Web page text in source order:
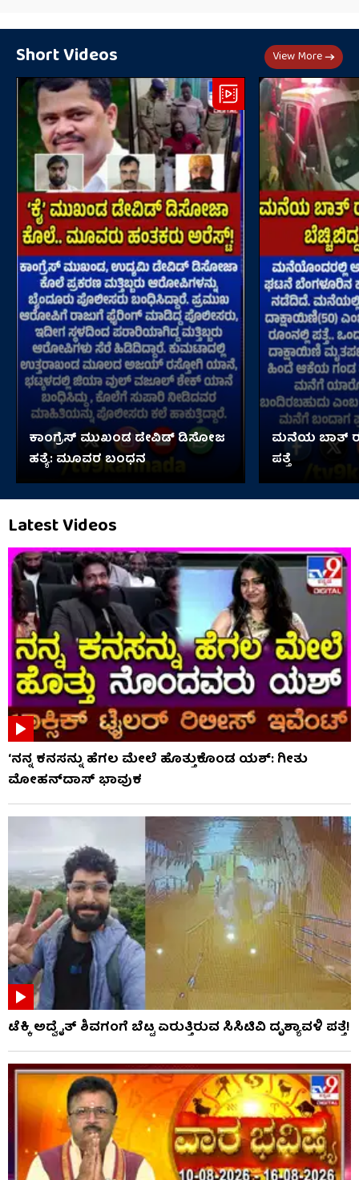
Short Videos View More
ಕಾಂಗ್ರೆಸ್ ಮುಖಂಡ ಡೇವಿಡ್ ಡಿಸೋಜ
ಹತ್ಯೆ: ಮೂವರ ಬಂಧನ
ಮನೆಯ ಬಾತ್
ಪತ್ತೆ
Latest Videos
‘ನನ್ನ ಕನಸನ್ನು ಹೆಗಲ ಮೇಲೆ ಹೊತ್ತುಕೊಂಡ ಯಶ್: ಗೀತು
ಮೋಹನ್​​ದಾಸ್ ಭಾವುಕ
ಟೆಕ್ಕಿ ಅದ್ವೈತ್ ಶಿವಗಂಗೆ ಬೆಟ್ಟ ಏರುತ್ತಿರುವ ಸಿಸಿಟಿವಿ ದೃಶ್ಯಾವಳಿ ಪತ್ತೆ!